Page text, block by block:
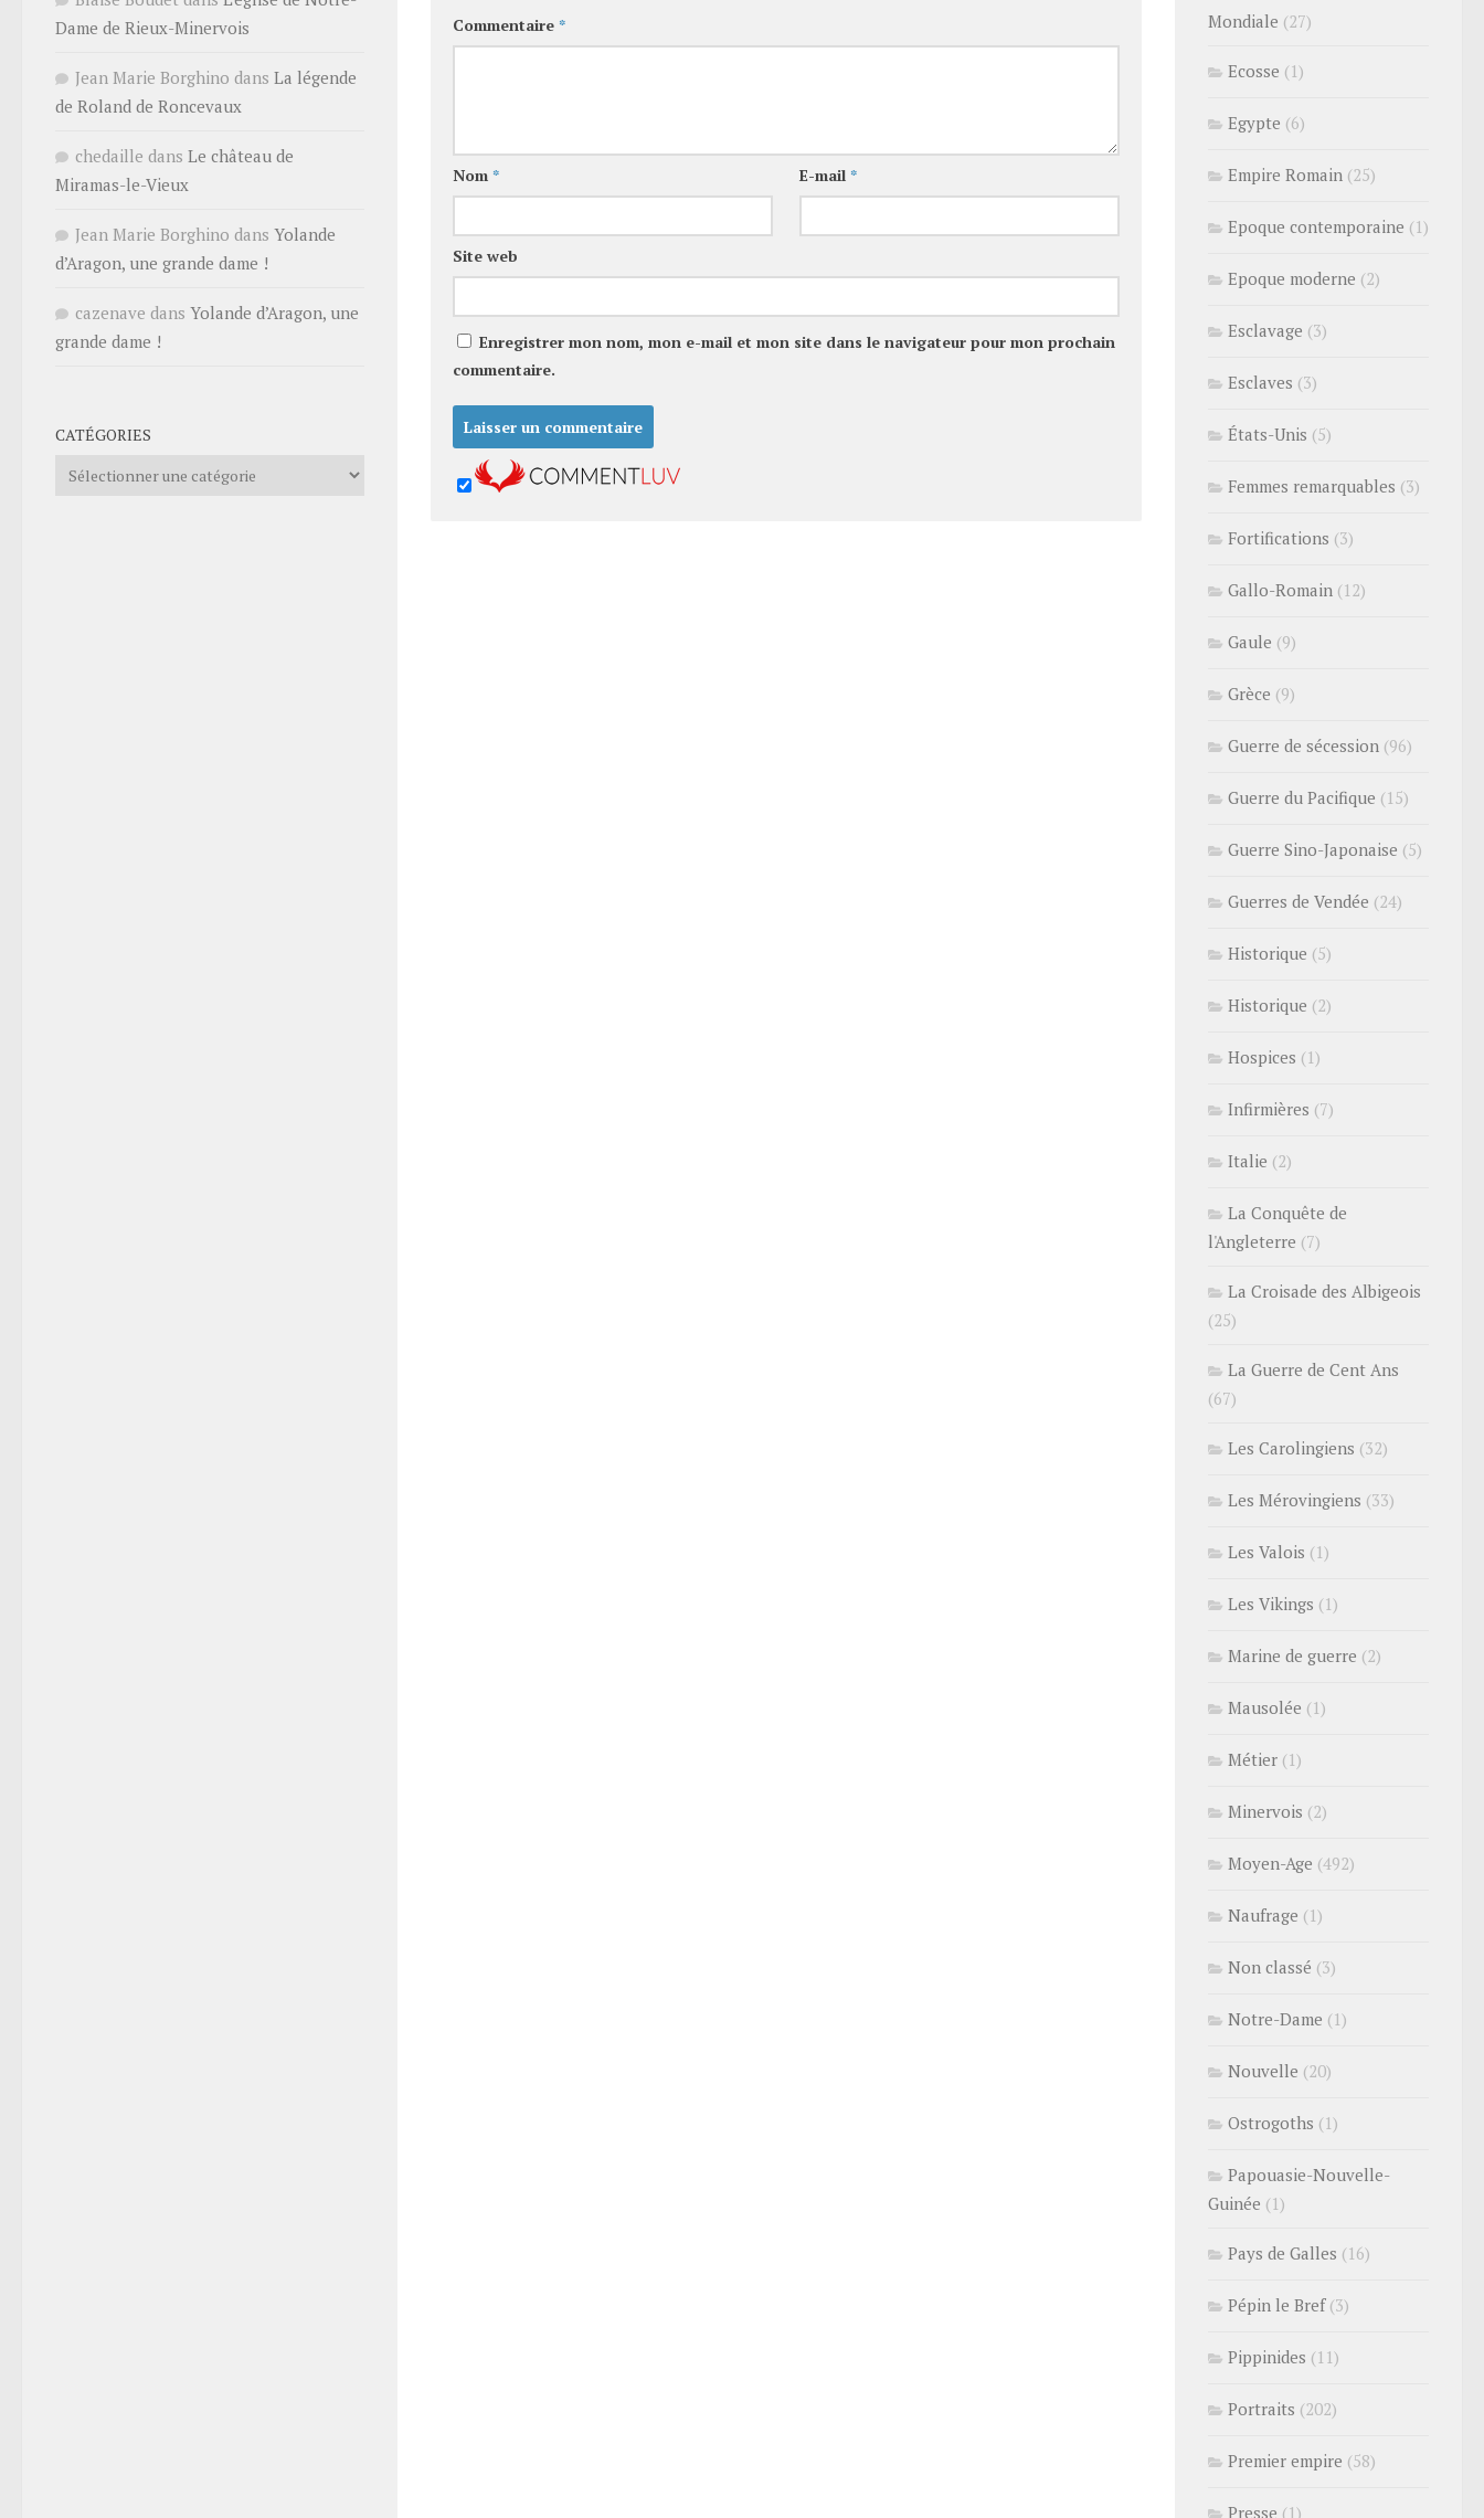
Commentaire *
Nom * E-mail *
Site web
Enregistrer mon nom, mon e-mail et mon site dans le navigateur pour mon prochain
commentaire.
Dame de Rieux-Minervois
Jean Marie Borghino dans La légende
de Roland de Roncevaux
chedaille dans Le château de
Miramas-le-Vieux
Jean Marie Borghino dans Yolande
d’Aragon, une grande dame !
cazenave dans Yolande d’Aragon, une
grande dame !
CATÉGORIES
Catégories
Mondiale (27)
Ecosse (1)
Egypte (6)
Empire Romain (25)
Epoque contemporaine (1)
Epoque moderne (2)
Esclavage (3)
Esclaves (3)
États-Unis (5)
Femmes remarquables (3)
Fortifications (3)
Gallo-Romain (12)
Gaule (9)
Grèce (9)
Guerre de sécession (96)
Guerre du Pacifique (15)
Guerre Sino-Japonaise (5)
Guerres de Vendée (24)
Historique (5)
Historique (2)
Hospices (1)
Infirmières (7)
Italie (2)
La Conquête de
l'Angleterre (7)
La Croisade des Albigeois
(25)
La Guerre de Cent Ans
(67)
Les Carolingiens (32)
Les Mérovingiens (33)
Les Valois (1)
Les Vikings (1)
Marine de guerre (2)
Mausolée (1)
Métier (1)
Minervois (2)
Moyen-Age (492)
Naufrage (1)
Non classé (3)
Notre-Dame (1)
Nouvelle (20)
Ostrogoths (1)
Papouasie-Nouvelle-
Guinée (1)
Pays de Galles (16)
Pépin le Bref(3)
Pippinides (11)
Portraits (202)
Premier empire (58)
Presse (1)